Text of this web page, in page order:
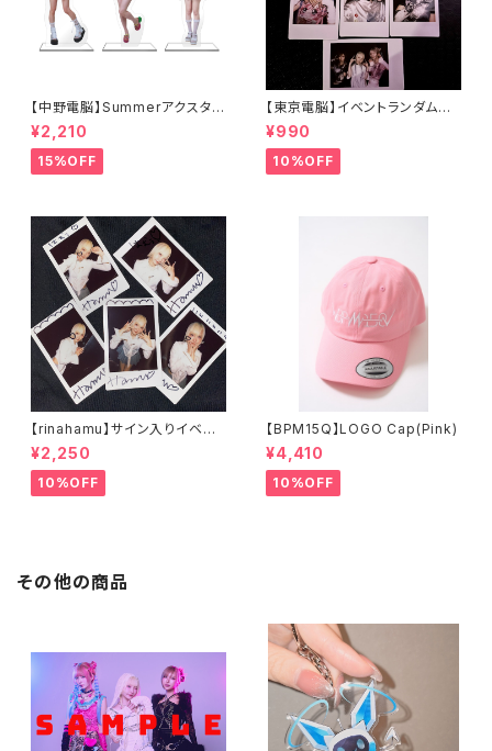
【中野電脳】Summerアクスタ
（Cast Ver.）
¥2,210
15%OFF
【東京電脳】イベントランダムチ
ェキ - 6/13 TOKYO OTAKU
RAVE -
¥990
10%OFF
【rinahamu】サイン入りイベン
トランダムチェキ - 6/7 MOO
NRAKER -
¥2,250
10%OFF
【BPM15Q】LOGO Cap(Pink)
¥4,410
10%OFF
その他の商品